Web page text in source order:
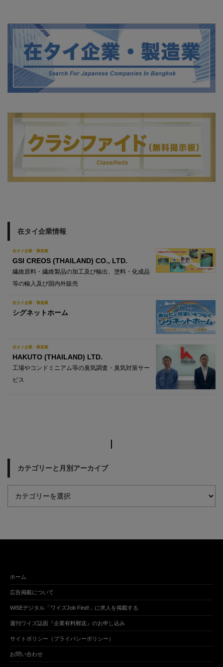
在タイ企業情報
在タイ企業・製造業
GSI CREOS (THAILAND) CO., LTD.
繊維原料・繊維製品の加工及び輸出、塗料・化成品
等の輸入及び国内外販売
在タイ企業・製造業
シグネットホーム
在タイ企業・製造業
HAKUTO (THAILAND) LTD.
工場やコンドミニアム等の臭気調査・臭気対策サー
ビス
カテゴリーと月別アーカイブ
ホーム
広告掲載について
WiSEデジタル「ワイズJob Find!」に求人を掲載する
週刊ワイズ誌面『企業有料郵送』のお申し込み
サイトポリシー（プライバシーポリシー）
お問い合わせ